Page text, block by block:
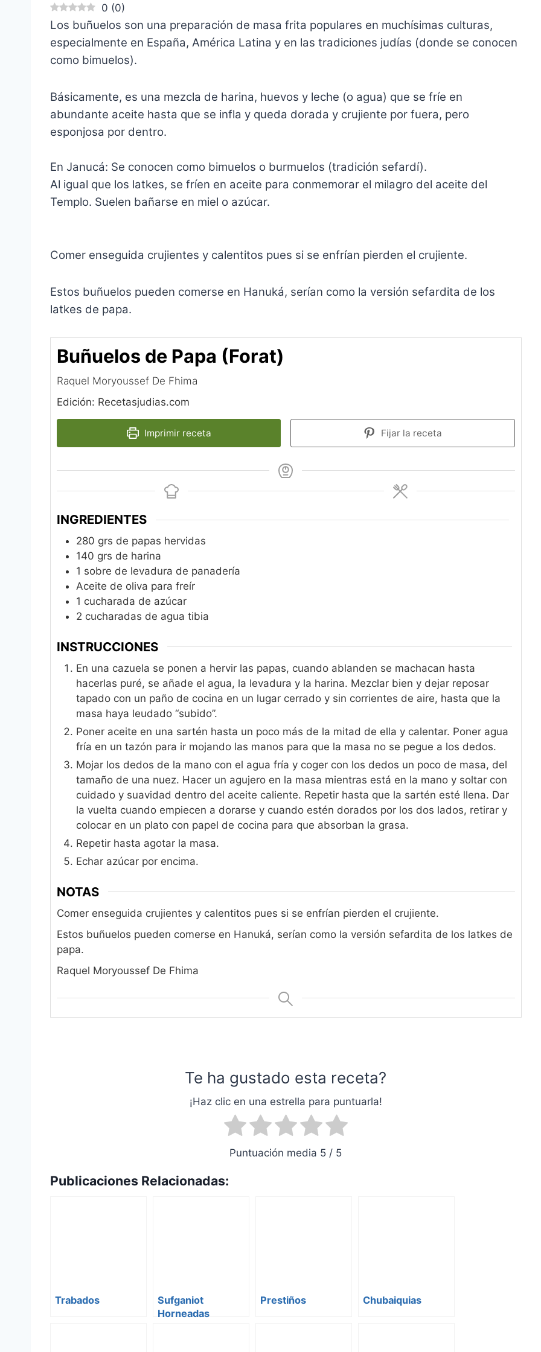
0 (0)
Los buñuelos son una preparación de masa frita populares en muchísimas culturas,
especialmente en España, América Latina y en las tradiciones judías (donde se conocen
como bimuelos).
Básicamente, es una mezcla de harina, huevos y leche (o agua) que se fríe en
abundante aceite hasta que se infla y queda dorada y crujiente por fuera, pero
esponjosa por dentro.
En Janucá: Se conocen como bimuelos o burmuelos (tradición sefardí).
Al igual que los latkes, se fríen en aceite para conmemorar el milagro del aceite del
Templo. Suelen bañarse en miel o azúcar.
Comer enseguida crujientes y calentitos pues si se enfrían pierden el crujiente.
Estos buñuelos pueden comerse en Hanuká, serían como la versión sefardita de los
latkes de papa.
Buñuelos de Papa (Forat)
Raquel Moryoussef De Fhima
Edición: Recetasjudias.com
Imprimir receta Fijar la receta
INGREDIENTES
280 grs de papas hervidas
140 grs de harina
1 sobre de levadura de panadería
Aceite de oliva para freír
1 cucharada de azúcar
2 cucharadas de agua tibia
INSTRUCCIONES
En una cazuela se ponen a hervir las papas, cuando ablanden se machacan hasta
hacerlas puré, se añade el agua, la levadura y la harina. Mezclar bien y dejar reposar
tapado con un paño de cocina en un lugar cerrado y sin corrientes de aire, hasta que la
masa haya leudado “subido”.
Poner aceite en una sartén hasta un poco más de la mitad de ella y calentar. Poner agua
fría en un tazón para ir mojando las manos para que la masa no se pegue a los dedos.
Mojar los dedos de la mano con el agua fría y coger con los dedos un poco de masa, del
tamaño de una nuez. Hacer un agujero en la masa mientras está en la mano y soltar con
cuidado y suavidad dentro del aceite caliente. Repetir hasta que la sartén esté llena. Dar
la vuelta cuando empiecen a dorarse y cuando estén dorados por los dos lados, retirar y
colocar en un plato con papel de cocina para que absorban la grasa.
Repetir hasta agotar la masa.
Echar azúcar por encima.
NOTAS
Comer enseguida crujientes y calentitos pues si se enfrían pierden el crujiente.
Estos buñuelos pueden comerse en Hanuká, serían como la versión sefardita de los latkes de
papa.
Raquel Moryoussef De Fhima
Te ha gustado esta receta?
¡Haz clic en una estrella para puntuarla!
Puntuación media 5 / 5
Publicaciones Relacionadas:
Trabados
Sufganiot
Horneadas
Prestiños Chubaiquias